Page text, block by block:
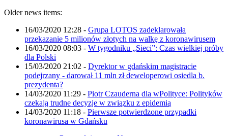
Older news items:
16/03/2020 12:28 - Grupa LOTOS zadeklarowała
przekazanie 5 milionów złotych na walkę z koronawirusem
16/03/2020 08:03 - W tygodniku „Sieci”: Czas wielkiej próby
dla Polski
15/03/2020 21:02 - Dyrektor w gdańskim magistracie
podejrzany - darował 11 mln zł deweloperowi osiedla b.
prezydenta?
14/03/2020 11:29 - Piotr Czauderna dla wPolityce: Polityków
czekają trudne decyzje w związku z epidemią
14/03/2020 11:18 - Pierwsze potwierdzone przypadki
koronawirusa w Gdańsku